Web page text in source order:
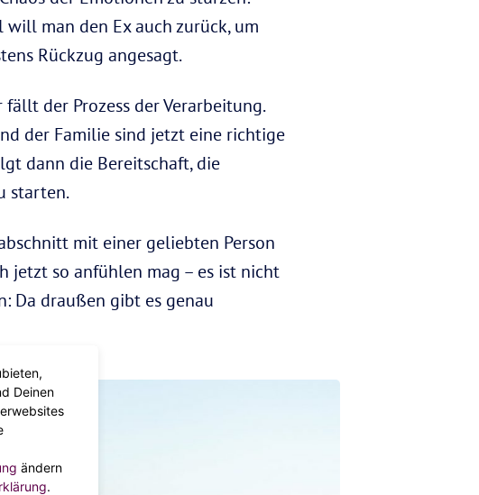
man den Ex auch zurück, um
Rückzug angesagt.
der Prozess der Verarbeitung.
der Familie sind jetzt eine richtige
dann die Bereitschaft, die
starten.
mit einer geliebten Person
jetzt so anfühlen mag – es ist nicht
Da draußen gibt es genau
Deinen
ändern
.